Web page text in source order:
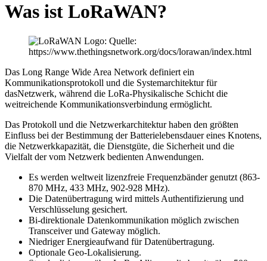
Was ist LoRaWAN?
Das Long Range Wide Area Network definiert ein
Kommunikationsprotokoll und die Systemarchitektur für
dasNetzwerk, während die LoRa-Physikalische Schicht die
weitreichende Kommunikationsverbindung ermöglicht.
Das Protokoll und die Netzwerkarchitektur haben den größten
Einfluss bei der Bestimmung der Batterielebensdauer eines Knotens,
die Netzwerkkapazität, die Dienstgüte, die Sicherheit und die
Vielfalt der vom Netzwerk bedienten Anwendungen.
Es werden weltweit lizenzfreie Frequenzbänder genutzt (863-
870 MHz, 433 MHz, 902-928 MHz).
Die Datenübertragung wird mittels Authentifizierung und
Verschlüsselung gesichert.
Bi-direktionale Datenkommunikation möglich zwischen
Transceiver und Gateway möglich.
Niedriger Energieaufwand für Datenübertragung.
Optionale Geo-Lokalisierung.